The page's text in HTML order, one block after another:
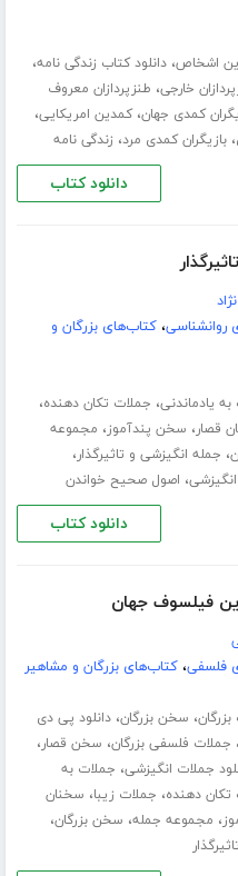
اشخاص،دانلود کتاب زندگی نامه،
خارجی، طنزپردازان معروف
کمدی جهان،کمدین امریکایی،
،بازیگران کمدی مرد، زندگی نامه
دانلود کتاب
روانشناسی،کتاب‌های بزرگان و
یادماندنی، جملات تکان دهنده،
قصار، سخن پندآموز، مجموعه
، جمله انگیزشی و تاثیرگذار،
، اصول صحیح خواندن
دانلود کتاب
فیلسوف جهان
فلسفی،کتاب‌های بزرگان و مشاهیر
، سخن بزرگان،دانلود پی دی
، جملات فلسفی بزرگان، سخن قصار،
جملات انگیزشی، جملات به
تکان دهنده، جملات زیبا، سخنان
، مجموعه جمله، سخن بزرگان،